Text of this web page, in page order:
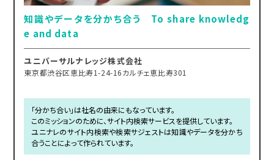
知識やデータを分かち合う To share knowledg
e and data
ユニバーサルナレッジ株式会社
東京都渋谷区恵比寿1-24-16カルチェ恵比寿301
「分かち合い」は社名の由来にもなっています。
このミッションのために、サイト内検索サービスを提供しています。
ユニナレのサイト内検索や検索サジェストは知識やデータを分かち
合うことによって作られています。